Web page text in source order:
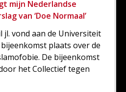
mijn Nederlandse
van ‘Doe Normaal’
jl. vond aan de Universiteit
plaats over de
De bijeenkomst
het Collectief tegen